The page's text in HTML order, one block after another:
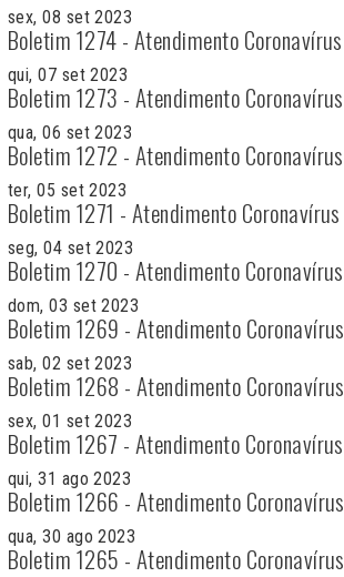
sex, 08 set 2023
Boletim 1274 - Atendimento Coronavírus
qui, 07 set 2023
Boletim 1273 - Atendimento Coronavírus
qua, 06 set 2023
Boletim 1272 - Atendimento Coronavírus
ter, 05 set 2023
Boletim 1271 - Atendimento Coronavírus
seg, 04 set 2023
Boletim 1270 - Atendimento Coronavírus
dom, 03 set 2023
Boletim 1269 - Atendimento Coronavírus
sab, 02 set 2023
Boletim 1268 - Atendimento Coronavírus
sex, 01 set 2023
Boletim 1267 - Atendimento Coronavírus
qui, 31 ago 2023
Boletim 1266 - Atendimento Coronavírus
qua, 30 ago 2023
Boletim 1265 - Atendimento Coronavírus